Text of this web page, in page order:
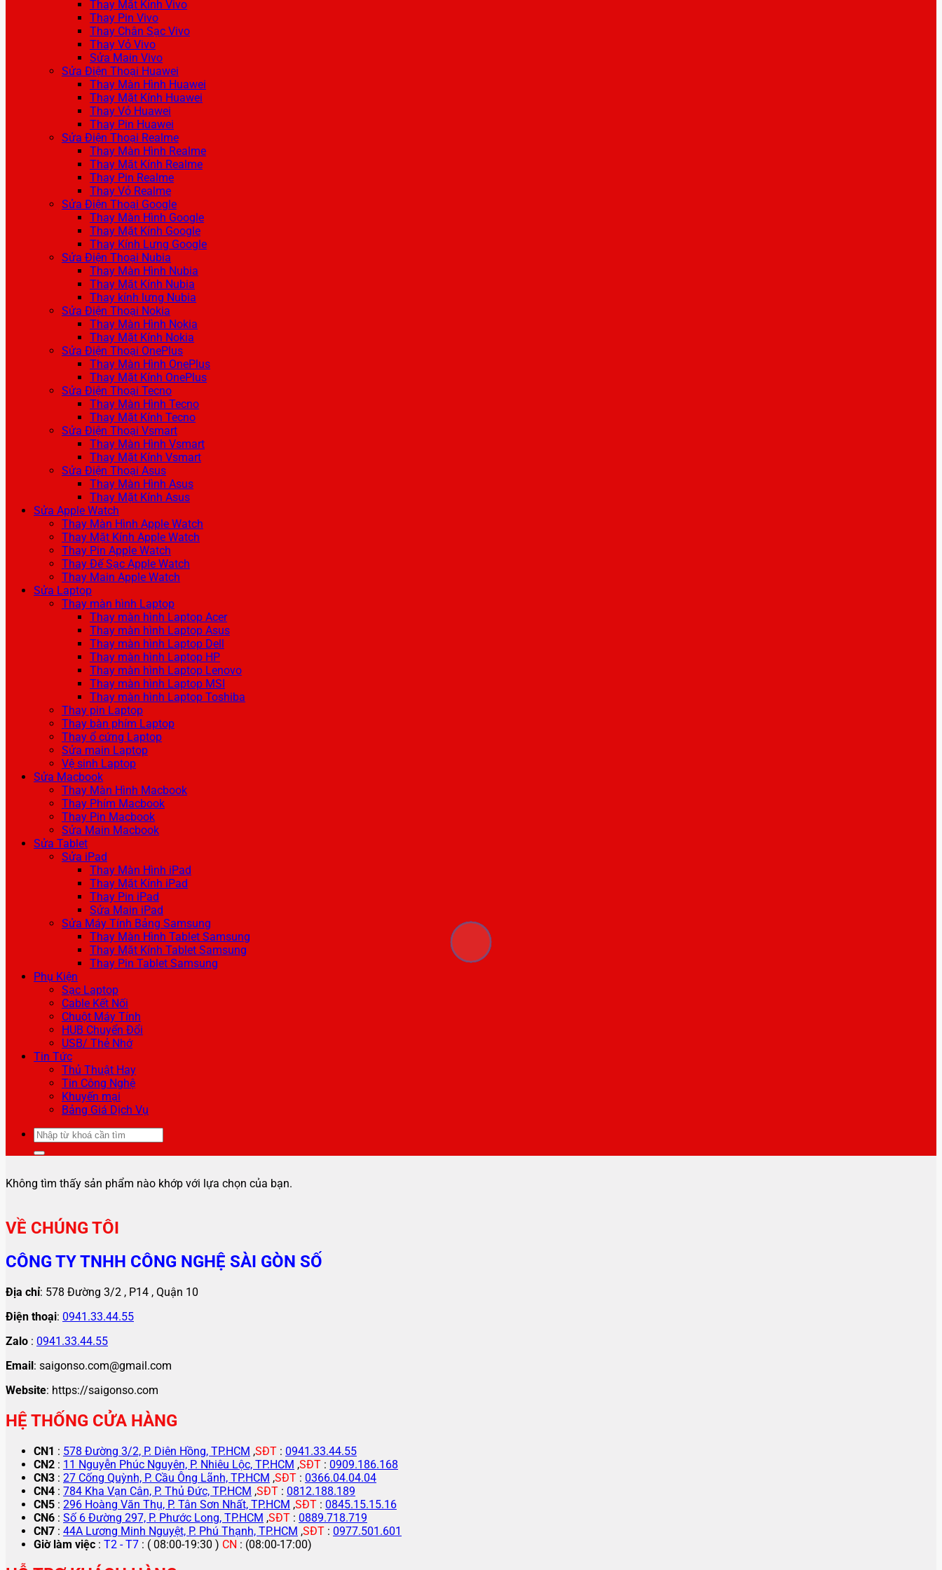
Thay Mặt Kính Vivo
Thay Pin Vivo
Thay Chân Sạc Vivo
Thay Vỏ Vivo
Sửa Main Vivo
Sửa Điện Thoại Huawei
Thay Màn Hình Huawei
Thay Mặt Kính Huawei
Thay Vỏ Huawei
Thay Pin Huawei
Sửa Điện Thoại Realme
Thay Màn Hình Realme
Thay Mặt Kính Realme
Thay Pin Realme
Thay Vỏ Realme
Sửa Điện Thoại Google
Thay Màn Hình Google
Thay Mặt Kính Google
Thay Kính Lưng Google
Sửa Điện Thoại Nubia
Thay Màn Hình Nubia
Thay Mặt Kính Nubia
Thay kính lưng Nubia
Sửa Điện Thoại Nokia
Thay Màn Hình Nokia
Thay Mặt Kính Nokia
Sửa Điện Thoại OnePlus
Thay Màn Hình OnePlus
Thay Mặt Kính OnePlus
Sửa Điện Thoại Tecno
Thay Màn Hình Tecno
Thay Mặt Kính Tecno
Sửa Điện Thoại Vsmart
Thay Màn Hình Vsmart
Thay Mặt Kính Vsmart
Sửa Điện Thoại Asus
Thay Màn Hình Asus
Thay Mặt Kính Asus
Sửa Apple Watch
Thay Màn Hình Apple Watch
Thay Mặt Kính Apple Watch
Thay Pin Apple Watch
Thay Đế Sạc Apple Watch
Thay Main Apple Watch
Sửa Laptop
Thay màn hình Laptop
Thay màn hình Laptop Acer
Thay màn hình Laptop Asus
Thay màn hình Laptop Dell
Thay màn hình Laptop HP
Thay màn hình Laptop Lenovo
Thay màn hình Laptop MSI
Thay màn hình Laptop Toshiba
Thay pin Laptop
Thay bàn phím Laptop
Thay ổ cứng Laptop
Sửa main Laptop
Vệ sinh Laptop
Sửa Macbook
Thay Màn Hình Macbook
Thay Phím Macbook
Thay Pin Macbook
Sửa Main Macbook
Sửa Tablet
Sửa iPad
Thay Màn Hình iPad
Thay Mặt Kính iPad
Thay Pin iPad
Sửa Main iPad
Sửa Máy Tính Bảng Samsung
Thay Màn Hình Tablet Samsung
Thay Mặt Kính Tablet Samsung
Thay Pin Tablet Samsung
Phụ Kiện
Sạc Laptop
Cable Kết Nối
Chuột Máy Tính
HUB Chuyển Đổi
USB/ Thẻ Nhớ
Tin Tức
Thủ Thuật Hay
Tin Công Nghệ
Khuyến mại
Bảng Giá Dịch Vụ
Tìm
kiếm:
Không tìm thấy sản phẩm nào khớp với lựa chọn của bạn.
VỀ CHÚNG TÔI
CÔNG TY TNHH CÔNG NGHỆ SÀI GÒN SỐ
Địa chỉ: 578 Đường 3/2 , P14 , Quận 10
Điện thoại: 0941.33.44.55
Zalo : 0941.33.44.55
Email: saigonso.com@gmail.com
Website: https://saigonso.com
HỆ THỐNG CỬA HÀNG
CN1 : 578 Đường 3/2, P. Diên Hồng, TP.HCM ,SĐT : 0941.33.44.55
CN2 : 11 Nguyễn Phúc Nguyên, P. Nhiêu Lộc, TP.HCM ,SĐT : 0909.186.168
CN3 : 27 Cống Quỳnh, P. Cầu Ông Lãnh, TP.HCM ,SĐT : 0366.04.04.04
CN4 : 784 Kha Vạn Cân, P. Thủ Đức, TP.HCM ,SĐT : 0812.188.189
CN5 : 296 Hoàng Văn Thụ, P. Tân Sơn Nhất, TP.HCM ,SĐT : 0845.15.15.16
CN6 : Số 6 Đường 297, P. Phước Long, TP.HCM ,SĐT : 0889.718.719
CN7 : 44A Lương Minh Nguyệt, P. Phú Thạnh, TP.HCM ,SĐT : 0977.501.601
Giờ làm việc : T2 - T7 : ( 08:00-19:30 ) CN : (08:00-17:00)